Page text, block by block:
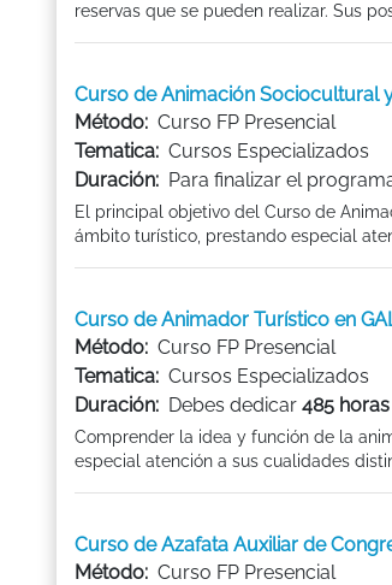
reservas que se pueden realizar. Sus
Curso de Animación Sociocultural
Método: Curso FP Presencial
Tematica: Cursos Especializados
Duración: Para finalizar el
El principal objetivo del Curso de
ámbito turístico, prestando especial
Curso de Animador Turístico en
Método: Curso FP Presencial
Tematica: Cursos Especializados
Duración: Debes dedicar 485 horas
Comprender la idea y función de la
especial atención a sus cualidades
Curso de Azafata Auxiliar de
Método: Curso FP Presencial